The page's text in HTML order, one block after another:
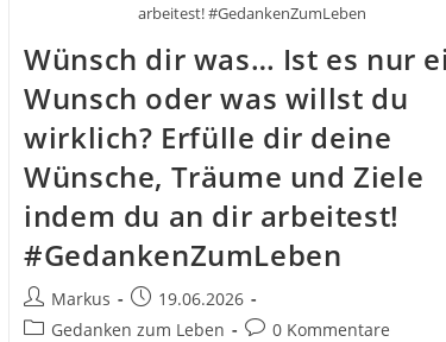
arbeitest! #GedankenZumLeben
Wünsch dir was… Ist es nur
Wunsch oder was willst du
wirklich? Erfülle dir deine
Wünsche, Träume und Ziele
indem du an dir arbeitest!
#GedankenZumLeben
Beitrags-
Autor:
Markus
Beitrag
veröffentlicht:
19.06.2026
Beitrags-
Gedanken zum Leben
Beitrags-
0 Kommentare